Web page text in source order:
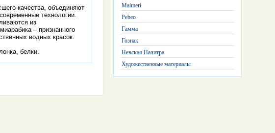
качества, объединяют
технологии.
из
– признанного
водных красок.
белки.
Maimeri
Pebeo
Гамма
Гознак
Невская Палитра
Художественные материалы